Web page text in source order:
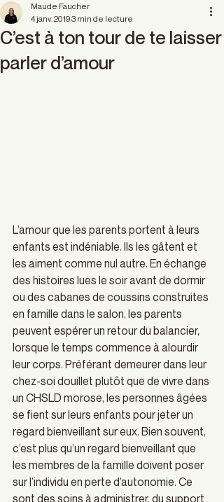
C’est à ton tour de te laisser
parler d’amour
Maude Faucher
4 janv. 20193 min de lecture
L’amour que les parents portent à leurs
enfants est indéniable. Ils les gâtent et
les aiment comme nul autre. En échange
des histoires lues le soir avant de dormir
ou des cabanes de coussins construites
en famille dans le salon, les parents
peuvent espérer un retour du balancier,
lorsque le temps commence à alourdir
leur corps. Préférant demeurer dans leur
chez-soi douillet plutôt que de vivre dans
un CHSLD morose, les personnes âgées
se fient sur leurs enfants pour jeter un
regard bienveillant sur eux. Bien souvent,
c’est plus qu’un regard bienveillant que
les membres de la famille doivent poser
sur l’individu en perte d’autonomie. Ce
sont des soins à administrer, du support